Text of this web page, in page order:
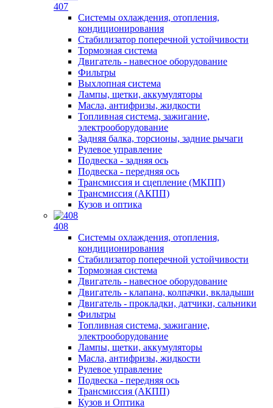
407
Системы охлаждения, отопления,
кондиционирования
Стабилизатор поперечной устойчивости
Тормозная система
Двигатель - навесное оборудование
Фильтры
Выхлопная система
Лампы, щетки, аккумуляторы
Масла, антифризы, жидкости
Топливная система, зажигание,
электрооборудование
Задняя балка, торсионы, задние рычаги
Рулевое управление
Подвеска - задняя ось
Подвеска - передняя ось
Трансмиссия и сцепление (МКПП)
Трансмиссия (АКПП)
Кузов и оптика
408
Системы охлаждения, отопления,
кондиционирования
Стабилизатор поперечной устойчивости
Тормозная система
Двигатель - навесное оборудование
Двигатель - клапана, колпачки, вкладыши
Двигатель - прокладки, датчики, сальники
Фильтры
Топливная система, зажигание,
электрооборудование
Лампы, щетки, аккумуляторы
Масла, антифризы, жидкости
Рулевое управление
Подвеска - передняя ось
Трансмиссия (АКПП)
Кузов и Оптика